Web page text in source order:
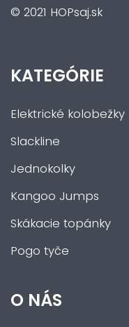
© 2021 HOPsaj.sk
KATEGÓRIE
Elektrické kolobežky
Slackline
Jednokolky
Kangoo Jumps
Skákacie topánky
Pogo tyče
O NÁS